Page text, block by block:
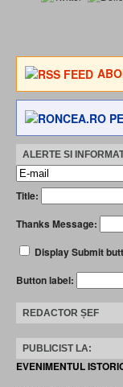
ALERTE SI
Title:
Thanks Message:
Display Submit
Button label:
REDACTOR ȘEF
PUBLICIST LA:
EVENIMENTUL